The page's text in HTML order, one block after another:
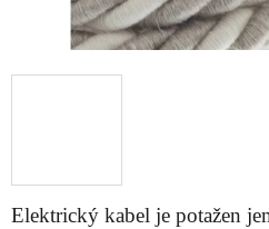
Elektrický kabel je potažen